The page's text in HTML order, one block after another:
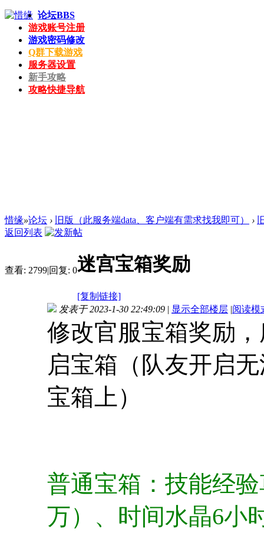
论坛BBS
游戏账号注册
游戏密码修改
Q群下载游戏
服务器设置
新手攻略
攻略快捷导航
惜缘»论坛 › 旧版（此服务端data、客户端有需求找我即可） ›
返回列表
查看: 2799|回复: 0迷宫宝箱奖励
[复制链接]
发表于 2023-1-30 22:49:09 | 显示全部楼层 |阅读模
修改官服宝箱奖励
启宝箱（队友开启
宝箱上）
普通宝箱：技能经
万）、时间水晶6小